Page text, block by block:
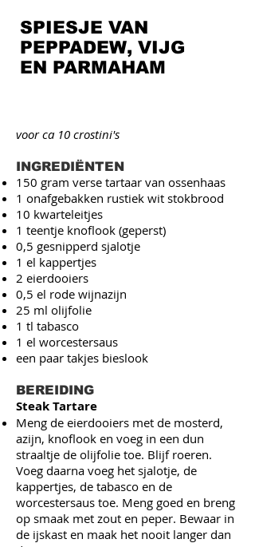
SPIESJE VAN
PEPPADEW, VIJG
EN PARMAHAM
voor ca 10 crostini's
INGREDIËNTEN
150 gram verse tartaar van ossenhaas
1 onafgebakken rustiek wit stokbrood
10 kwarteleitjes
1 teentje knoflook (geperst)
0,5 gesnipperd sjalotje
1 el kappertjes
2 eierdooiers
0,5 el rode wijnazijn
25 ml olijfolie
1 tl tabasco
1 el worcestersaus
een paar takjes bieslook
BEREIDING
Steak Tartare
Meng de eierdooiers met de mosterd,
azijn, knoflook en voeg in een dun
straaltje de olijfolie toe. Blijf roeren.
Voeg daarna voeg het sjalotje, de
kappertjes, de tabasco en de
worcestersaus toe. Meng goed en breng
op smaak met zout en peper. Bewaar in
de ijskast en maak het nooit langer dan